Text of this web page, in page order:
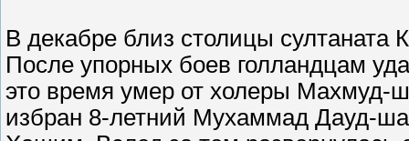
В декабре близ столицы султаната
После упорных боев голландцам
это время умер от холеры
избран 8-летний Мухаммад Дауд-